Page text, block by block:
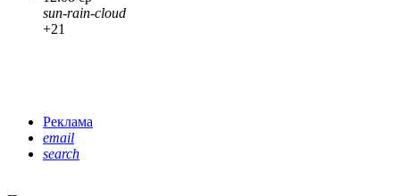
sun-rain-cloud
+21
Реклама
email
search